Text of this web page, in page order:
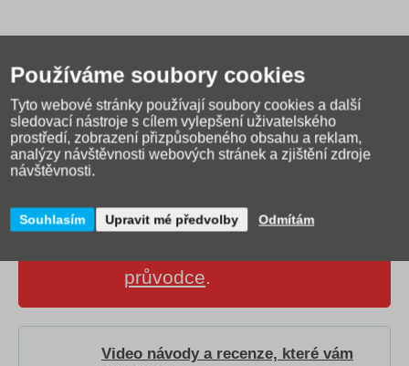
Jak správně vybrat školní
průvodce.
Video návody a recenze, které vám
Používáme soubory cookies
Tyto webové stránky používají soubory cookies a další
sledovací nástroje s cílem vylepšení uživatelského
prostředí, zobrazení přizpůsobeného obsahu a reklam,
analýzy návštěvnosti webových stránek a zjištění zdroje
návštěvnosti.
Souhlasím Upravit mé předvolby Odmítám